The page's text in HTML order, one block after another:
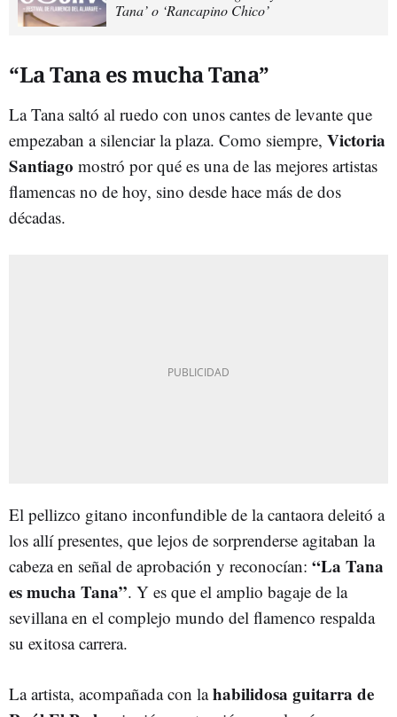
Tana’ o ‘Rancapino Chico’
“La Tana es mucha Tana”
La Tana saltó al ruedo con unos cantes de levante que
empezaban a silenciar la plaza. Como siempre, Victoria
Santiago mostró por qué es una de las mejores artistas
flamencas no de hoy, sino desde hace más de dos
décadas.
El pellizco gitano inconfundible de la cantaora deleitó a
los allí presentes, que lejos de sorprenderse agitaban la
cabeza en señal de aprobación y reconocían: “La Tana
es mucha Tana”. Y es que el amplio bagaje de la
sevillana en el complejo mundo del flamenco respalda
su exitosa carrera.
La artista, acompañada con lahabilidosa guitarra de